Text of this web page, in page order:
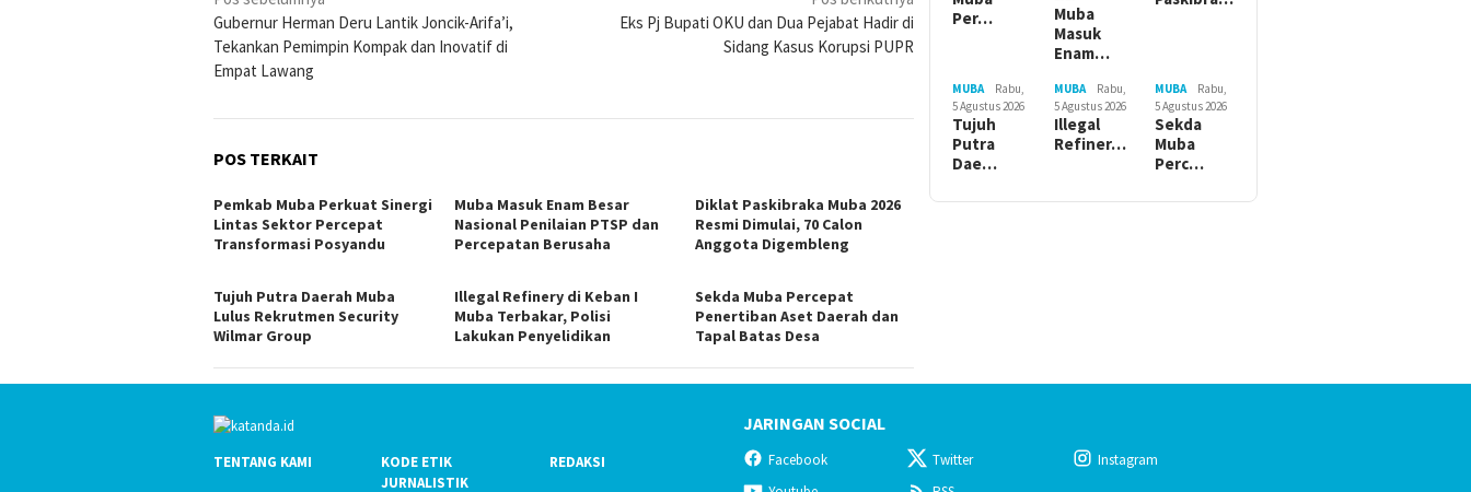
pos
Gubernur Herman Deru Lantik Joncik-Arifa’i,
Tekankan Pemimpin Kompak dan Inovatif di
Empat Lawang
Eks Pj Bupati OKU dan Dua Pejabat Hadir di
Sidang Kasus Korupsi PUPR
POS TERKAIT
Pemkab Muba Perkuat Sinergi
Lintas Sektor Percepat
Transformasi Posyandu
Muba Masuk Enam Besar
Nasional Penilaian PTSP dan
Percepatan Berusaha
Diklat Paskibraka Muba 2026
Resmi Dimulai, 70 Calon
Anggota Digembleng
Tujuh Putra Daerah Muba
Lulus Rekrutmen Security
Wilmar Group
Illegal Refinery di Keban I
Muba Terbakar, Polisi
Lakukan Penyelidikan
Sekda Muba Percepat
Penertiban Aset Daerah dan
Tapal Batas Desa
Per…
Muba
Masuk
Enam…
MUBA
Rabu,
5 Agustus 2026
Tujuh
Putra
Dae…
MUBA
Rabu,
5 Agustus 2026
Illegal
Refiner…
MUBA
Rabu,
5 Agustus 2026
Sekda
Muba
Perc…
TENTANG KAMI
KODE ETIK
JURNALISTIK
REDAKSI
JARINGAN SOCIAL
Facebook Twitter
Instagram